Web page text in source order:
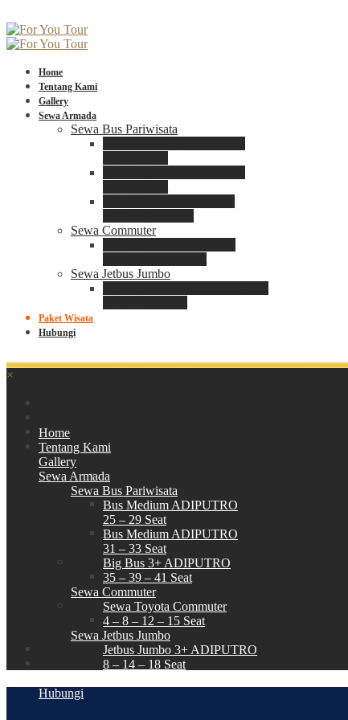
Home
Tentang Kami
Gallery
Sewa Armada
Sewa Bus Pariwisata
Sewa Commuter
Sewa Jetbus Jumbo
Paket Wisata
Hubungi
×
Home
Tentang Kami
Gallery
Sewa Armada
Sewa Bus Pariwisata
Bus Medium ADIPUTRO
25 – 29 Seat
Bus Medium ADIPUTRO
31 – 33 Seat
Big Bus 3+ ADIPUTRO
35 – 39 – 41 Seat
Sewa Commuter
Sewa Toyota Commuter
4 – 8 – 12 – 15 Seat
Sewa Jetbus Jumbo
Jetbus Jumbo 3+ ADIPUTRO
8 – 14 – 18 Seat
Hubungi